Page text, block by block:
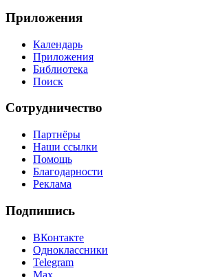
Приложения
Календарь
Приложения
Библиотека
Поиск
Сотрудничество
Партнёры
Наши ссылки
Помощь
Благодарности
Реклама
Подпишись
ВКонтакте
Одноклассники
Telegram
Max